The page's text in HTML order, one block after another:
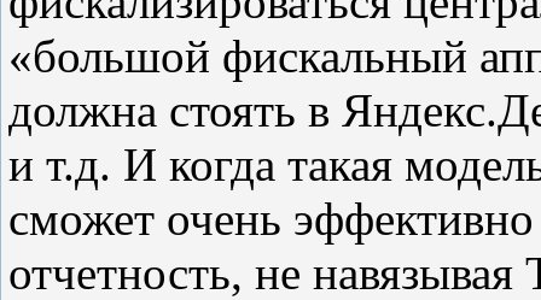
«большой фискальный
должна стоять в
и т.д. И когда такая
сможет очень
отчетность, не